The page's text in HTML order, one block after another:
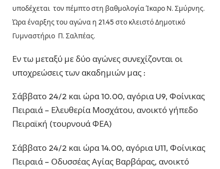
υποδέχεται τον πέμπτο στη βαθμολογία Ίκαρο Ν. Σμύρνης.
Ώρα έναρξης του αγώνα η 21.45 στο κλειστό Δημοτικό
Γυμναστήριο Π. Σαλπέας.
Εν τω μεταξύ με δύο αγώνες συνεχίζονται οι
υποχρεώσεις των ακαδημιών μας :
Σάββατο 24/2 και ώρα 10.00, αγόρια U9, Φοίνικας
Πειραιά – Ελευθερία Μοσχάτου, ανοικτό γήπεδο
Πειραϊκή (τουρνουά ΦΕΑ)
Σάββατο 24/2 και ώρα 14.00, αγόρια U11, Φοίνικας
Πειραιά – Οδυσσέας Αγίας Βαρβάρας, ανοικτό